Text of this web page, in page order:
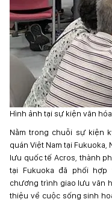
Hình ảnh tại sự kiện văn
Nằm trong chuỗi sự kiện
quán Việt Nam tại Fukuoka,
lưu quốc tế Acros, thành
tại Fukuoka đã phối
chương trình giao lưu văn
thiệu về cuộc sống sinh